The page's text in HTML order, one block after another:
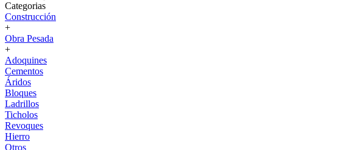
Categorias
Construcción
+
Obra Pesada
+
Adoquines
Cementos
Áridos
Bloques
Ladrillos
Ticholos
Revoques
Hierro
Otros